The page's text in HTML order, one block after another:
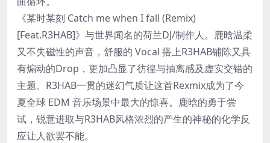
《某时某刻 Catch me when I fall (Remix)
[Feat.R3HAB]》与世界闻名的荷兰DJ/制作人。鹿晗温柔
又不失磁性的声音，舒服的 Vocal 搭上R3HAB铺陈又具
有煽动的Drop，更加凸显了彷徨与抽离感及虚实交错的
主题。R3HAB一贯的迷幻气质让这首Rexmix成为了今
夏全球 EDM 音乐场景中最大的惊喜。鹿晗的勇于尝
试，锐意进取与R3HAB风格浓烈的产生的神秘的化学反
应让人欲罢不能。